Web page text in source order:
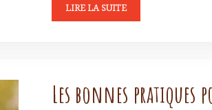
LIRE LA SUITE
Les bonnes pratiques